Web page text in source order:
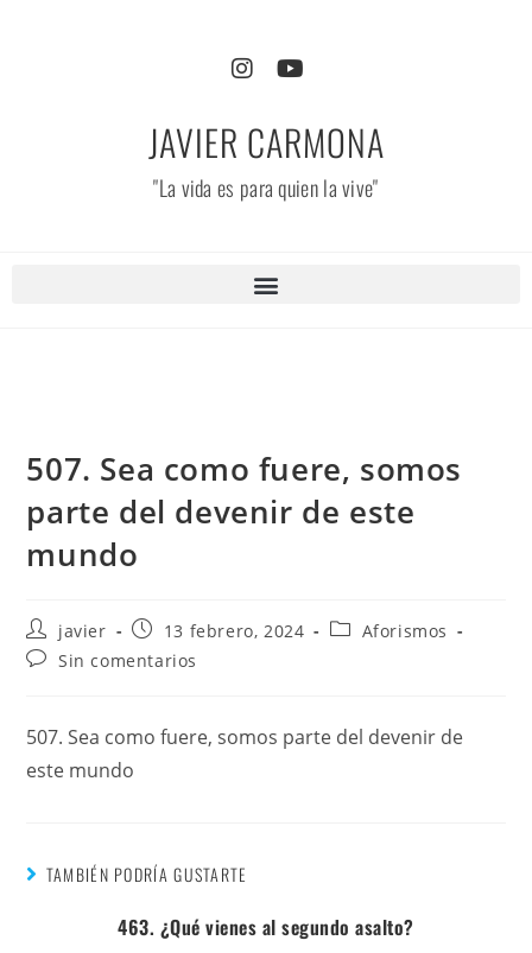
JAVIER CARMONA
"La vida es para quien la vive"
507. Sea como fuere, somos
parte del devenir de este
mundo
javier 13 febrero, 2024
Aforismos
Sin comentarios
507. Sea como fuere, somos parte del devenir de
este mundo
TAMBIÉN PODRÍA GUSTARTE
463. ¿Qué vienes al segundo asalto?